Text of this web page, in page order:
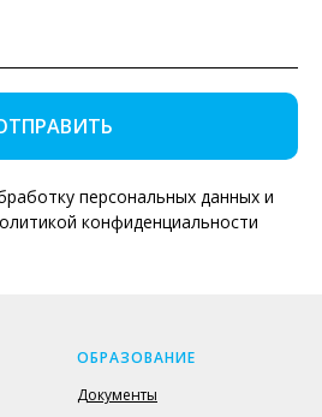
персональных данных и
конфиденциальности
ОБРАЗОВАНИЕ
Документы